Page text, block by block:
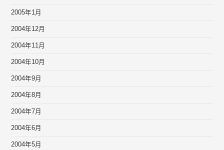
2005年1月
2004年12月
2004年11月
2004年10月
2004年9月
2004年8月
2004年7月
2004年6月
2004年5月